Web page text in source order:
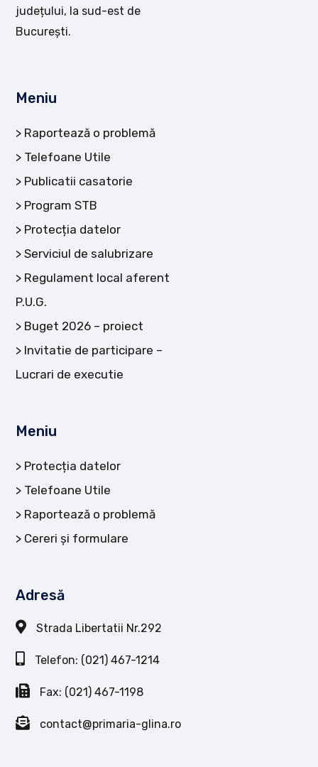
județului, la sud-est de
București.
Meniu
Raportează o problemă
Telefoane Utile
Publicatii casatorie
Program STB
Protecția datelor
Serviciul de salubrizare
Regulament local aferent
P.U.G.
Buget 2026 – proiect
Invitatie de participare –
Lucrari de executie
Meniu
Protecția datelor
Telefoane Utile
Raportează o problemă
Cereri și formulare
Adresă
Strada Libertatii Nr.292
Telefon: (021) 467-1214
Fax: (021) 467-1198
contact@primaria-glina.ro